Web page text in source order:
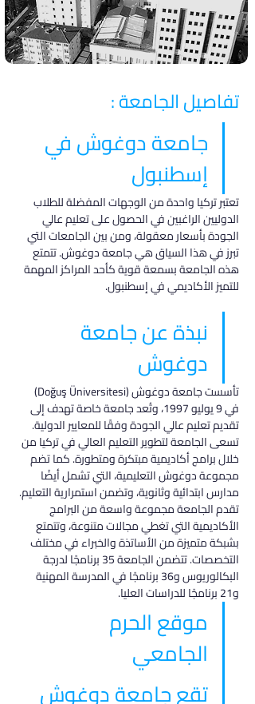
تفاصيل الجامعة :
جامعة دوغوش في
إسطنبول
تعتبر تركيا واحدة من الوجهات المفضلة للطلاب
الدوليين الراغبين في الحصول على تعليم عالي
الجودة بأسعار معقولة، ومن بين الجامعات التي
تبرز في هذا السياق هي جامعة دوغوش. تتمتع
هذه الجامعة بسمعة قوية كأحد المراكز المهمة
للتميز الأكاديمي في إسطنبول.
نبذة عن جامعة
دوغوش
تأسست جامعة دوغوش (Doğuş Üniversitesi)
في 9 يوليو 1997، وتُعد جامعة خاصة تهدف إلى
تقديم تعليم عالي الجودة وفقًا للمعايير الدولية.
تسعى الجامعة لتطوير التعليم العالي في تركيا من
خلال برامج أكاديمية مبتكرة ومتطورة. كما تضم
مجموعة دوغوش التعليمية، التي تشمل أيضًا
مدارس ابتدائية وثانوية، وتضمن استمرارية التعليم.
تقدم الجامعة مجموعة واسعة من البرامج
الأكاديمية التي تغطي مجالات متنوعة، وتتمتع
بشبكة متميزة من الأساتذة والخبراء في مختلف
التخصصات. تتضمن الجامعة 35 برنامجًا لدرجة
البكالوريوس و36 برنامجًا في المدرسة المهنية
و21 برنامجًا للدراسات العليا.
موقع الحرم
الجامعي
تقع جامعة دوغوش